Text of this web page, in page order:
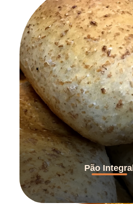
Pão Integral